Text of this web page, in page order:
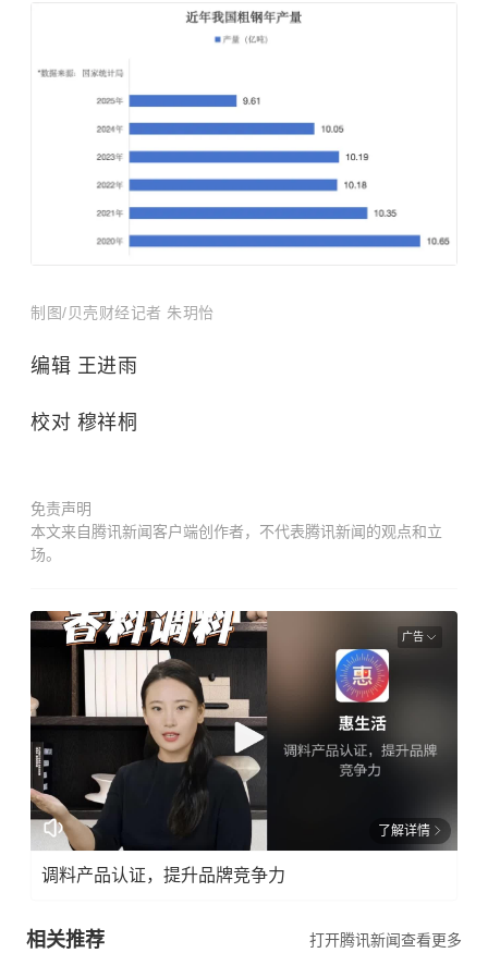
制图/贝壳财经记者 朱玥怡
编辑 王进雨
校对 穆祥桐
免责声明
本文来自腾讯新闻客户端创作者，不代表腾讯新闻的观点和立
场。
广告
了解详情
调料产品认证，提升品牌竞争力
相关推荐 打开腾讯新闻查看更多